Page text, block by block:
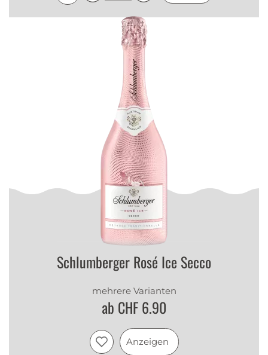
Schlumberger Rosé Ice Secco
mehrere Varianten
ab CHF 6.90
Anzeigen